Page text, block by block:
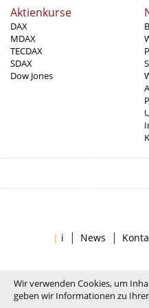
Aktienkurse
DAX
MDAX
TECDAX
SDAX
Dow Jones
| i | News |
Wir verwenden Cookies, um
geben wir Informationen zu